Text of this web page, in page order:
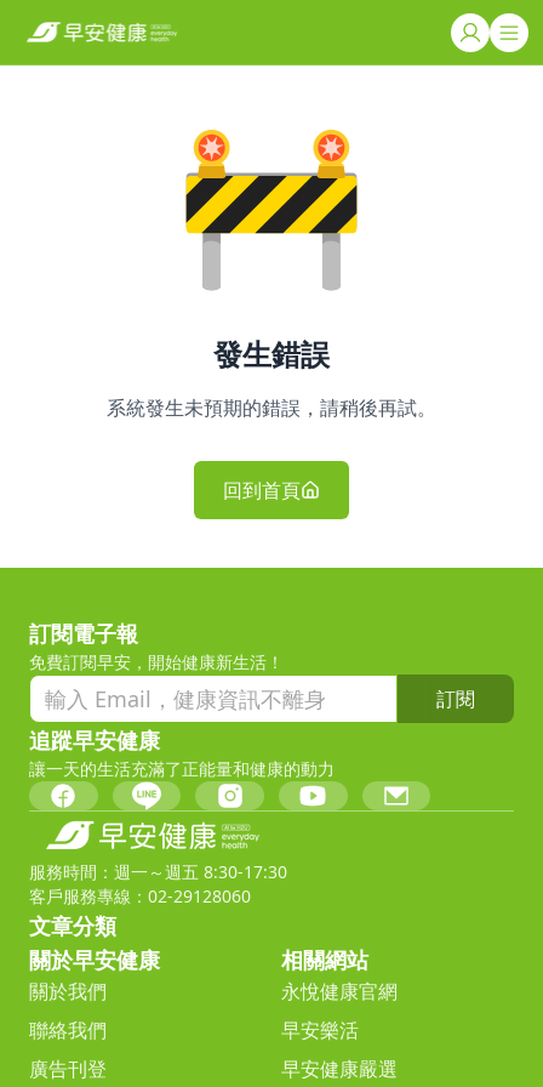
發生錯誤
系統發生未預期的錯誤，請稍後再試。
回到首頁
訂閱電子報
免費訂閱早安，開始健康新生活！
訂閱
追蹤早安健康
讓一天的生活充滿了正能量和健康的動力
服務時間：週一～週五 8:30-17:30
客戶服務專線：02-29128060
文章分類
關於早安健康
關於我們
聯絡我們
廣告刊登
相關網站
永悅健康官網
早安樂活
早安健康嚴選